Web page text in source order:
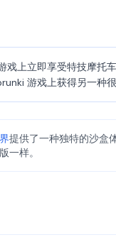
戏上立即享受特技摩托
游戏上获得另一种
提供了一种独特的沙盒
一样。